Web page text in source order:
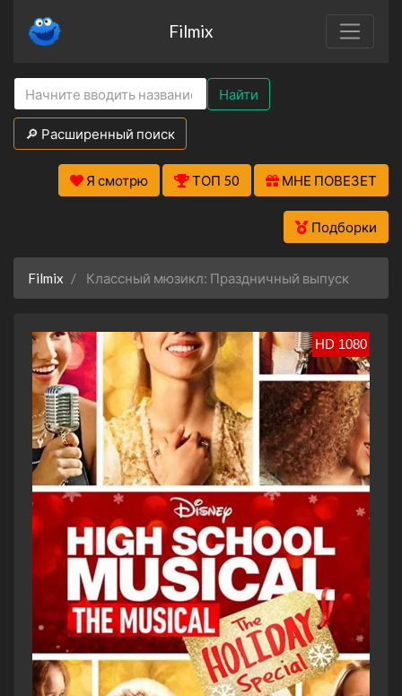
Filmix
Найти
🔎 Расширенный поиск
Я смотрю ТОП 50 МНЕ ПОВЕЗЕТ
Подборки
Filmix Классный мюзикл: Праздничный выпуск
HD 1080